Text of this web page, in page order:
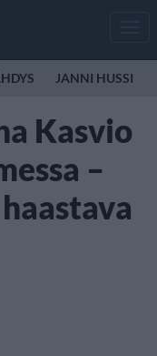
JANNI HUSSI
Kasvio
–